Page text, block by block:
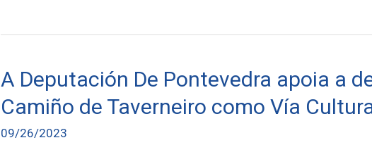
obras
albergue
en
A Deputación De Pontevedra apoia a
Camiño de Taverneiro como Vía
09/26/2023